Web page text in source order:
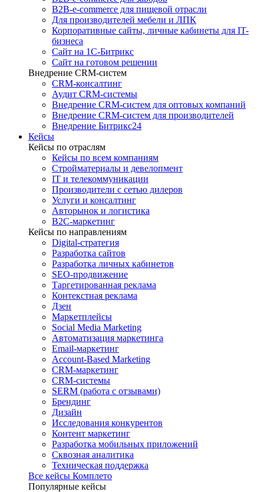
B2B-e-commerce для пищевой отрасли
Для производителей мебели и ЛПК
Корпоративные сайты, личные кабинеты для IT-
бизнеса
Сайт на 1С-Битрикс
Сайт на готовом решении
Внедрение CRM-систем
CRM-консалтинг
Аудит CRM-системы
Внедрение CRM-систем для оптовых компаний
Внедрение CRM-систем для производителей
Внедрение Битрикс24
Кейсы
Кейсы по отраслям
Кейсы по всем компаниям
Стройматериалы и девелопмент
IT и телекоммуникации
Производители с сетью дилеров
Услуги и консалтинг
Авторынок и логистика
B2С-маркетинг
Кейсы по направлениям
Digital-стратегия
Разработка сайтов
Разработка личных кабинетов
SEO-продвижение
Таргетированная реклама
Контекстная реклама
Дзен
Маркетплейсы
Social Media Marketing
Автоматизация маркетинга
Email-маркетинг
Account-Based Marketing
CRM-маркетинг
CRM-системы
SERM (работа с отзывами)
Брендинг
Дизайн
Исследования конкурентов
Контент маркетинг
Разработка мобильных приложений
Сквозная аналитика
Техническая поддержка
Все кейсы Комплето
Популярные кейсы